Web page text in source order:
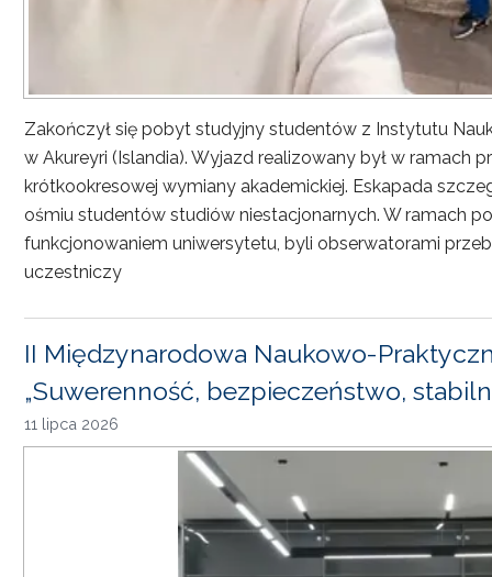
Zakończył się pobyt studyjny studentów z Instytutu
w Akureyri (Islandia). Wyjazd realizowany był w ramach
krótkookresowej wymiany akademickiej. Eskapada
ośmiu studentów studiów niestacjonarnych. W ramach
funkcjonowaniem uniwersytetu, byli obserwatorami
uczestniczy
II Międzynarodowa Naukowo-
„Suwerenność, bezpieczeństwo,
11 lipca 2026